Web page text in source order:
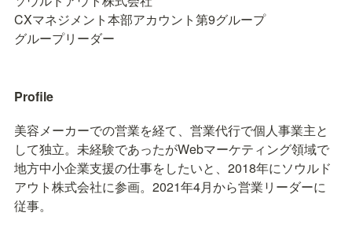
CXマネジメント本部アカウント第9グループ
グループリーダー
Profile
美容メーカーでの営業を経て、営業代行で個人事業主と
して独立。未経験であったがWebマーケティング領域で
地方中小企業支援の仕事をしたいと、2018年にソウルド
アウト株式会社に参画。2021年4月から営業リーダーに
従事。